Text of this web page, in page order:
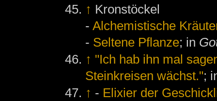
↑ Kronstöckel
-Alchemistische
- Seltene Pflanze; in
↑ "Ich hab ihn mal
Steinkreisen wächst.";
↑ - Elixier der